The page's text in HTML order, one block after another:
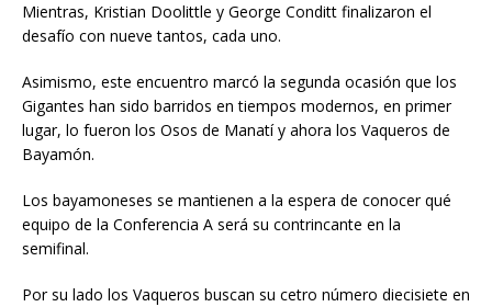
Mientras, Kristian Doolittle y George Conditt finalizaron el
desafío con nueve tantos, cada uno.
Asimismo, este encuentro marcó la segunda ocasión que los
Gigantes han sido barridos en tiempos modernos, en primer
lugar, lo fueron los Osos de Manatí y ahora los Vaqueros de
Bayamón.
Los bayamoneses se mantienen a la espera de conocer qué
equipo de la Conferencia A será su contrincante en la
semifinal.
Por su lado los Vaqueros buscan su cetro número diecisiete en